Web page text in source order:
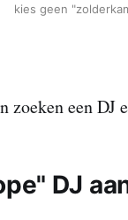
kies geen
zoeken een DJ
DJ